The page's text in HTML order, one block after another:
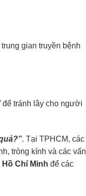
gian truyền bệnh
để tránh lây cho người
. Tại TPHCM, các
tròng kính và các vấn
Hồ Chí Minh để các